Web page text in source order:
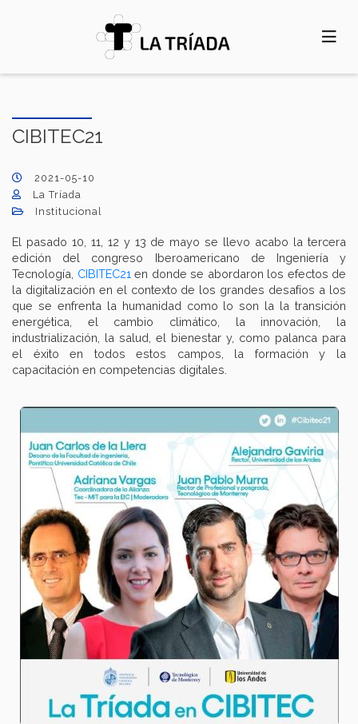
CIBITEC21
2021-05-10
La Tríada
Institucional
El pasado 10, 11, 12 y 13 de mayo se llevo acabo la tercera
edición del congreso Iberoamericano de Ingeniería y
Tecnología, CIBITEC21 en donde se abordaron los efectos de
la digitalización en el contexto de los grandes desafíos a los
que se enfrenta la humanidad como lo son la la transición
energética, el cambio climático, la innovación, la
industrialización, la salud, el bienestar y, como palanca para
el éxito en todos estos campos, la formación y la
capacitación en competencias digitales.